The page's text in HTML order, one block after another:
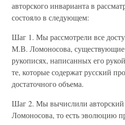
авторского инварианта в
состояло в следующем:
Шаг 1. Мы рассмотрели все
М.В. Ломоносова,
рукописях, написанных его
те, которые содержат русский
достаточного объема.
Шаг 2. Мы вычислили
Ломоносова, то есть эволюцию